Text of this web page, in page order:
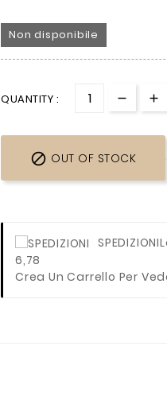
Non disponibile
QUANTITY :
 OUT OF STOCK
SPEDIZIONI
6,78
Crea Un Carrello Per